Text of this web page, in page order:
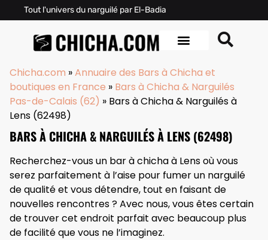
Tout l'univers du narguilé par El-Badia
Chicha.com »Annuaire des Bars à Chicha et
boutiques en France » Bars à Chicha & Narguilés
Pas-de-Calais (62) » Bars à Chicha & Narguilés à
Lens (62498)
BARS À CHICHA & NARGUILÉS À LENS (62498)
Recherchez-vous un bar à chicha à Lens où vous
serez parfaitement à l’aise pour fumer un narguilé
de qualité et vous détendre, tout en faisant de
nouvelles rencontres ? Avec nous, vous êtes certain
de trouver cet endroit parfait avec beaucoup plus
de facilité que vous ne l’imaginez.